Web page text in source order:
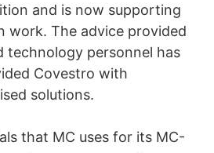
and is now supporting
work. The advice provided
technology personnel has
Covestro with
solutions.
that MC uses for its MC-